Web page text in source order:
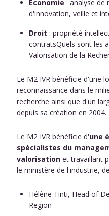
Economie : analyse de
d'innovation, veille et
Droit : propriété
contratsQuels sont les
Valorisation de la
Le M2 IVR bénéficie d'une
reconnaissance dans le
recherche ainsi que d'un
depuis sa création en 2004.
Le M2 IVR bénéficie d'une
spécialistes du
valorisationet travaillant
le ministère de l'industrie,
Hélène Tinti, Head of
Region